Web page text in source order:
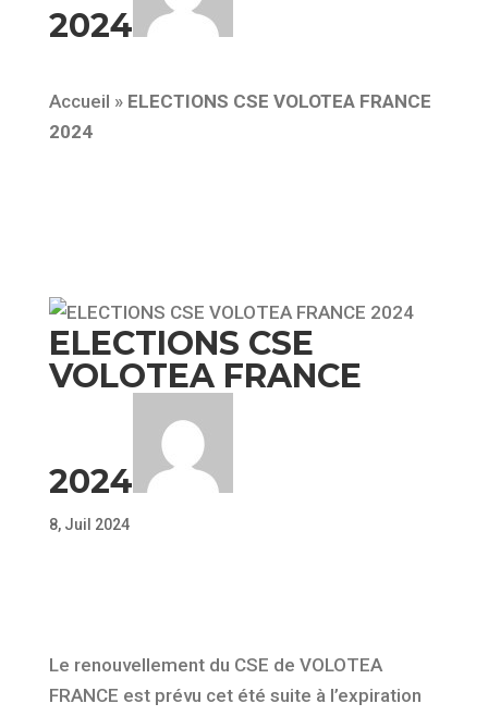
2024
Accueil » ELECTIONS CSE VOLOTEA FRANCE
2024
ELECTIONS CSE
VOLOTEA FRANCE
2024
8, Juil 2024
Le renouvellement du CSE de VOLOTEA
FRANCE est prévu cet été suite à l’expiration